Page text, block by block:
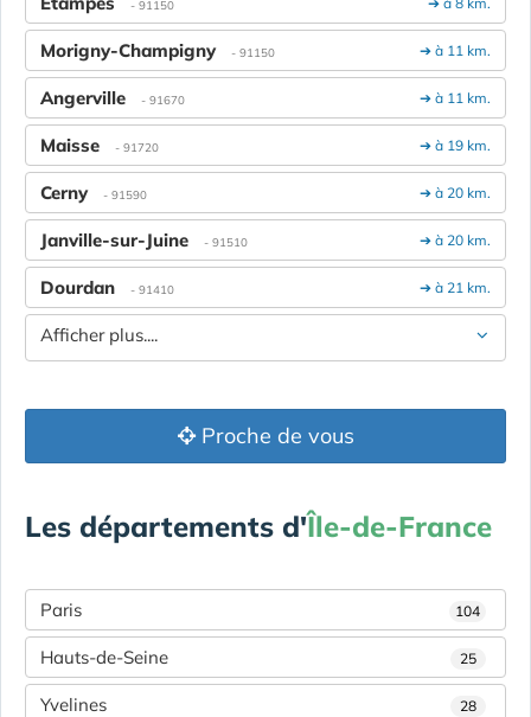
- 91150
➔ à 11 km.
Morigny-Champigny - 91150
➔ à 11 km.
Angerville - 91670
➔ à 19 km.
Maisse - 91720
➔ à 20 km.
Cerny - 91590
➔ à 20 km.
Janville-sur-Juine - 91510
➔ à 21 km.
Dourdan - 91410
Afficher plus....
Proche de vous
Les départements d'Île-de-France
Paris 104
Hauts-de-Seine 25
Yvelines 28